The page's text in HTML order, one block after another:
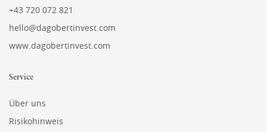
+43 720 072 821
hello@dagobertinvest.com
www.dagobertinvest.com
Service
Über uns
Risikohinweis